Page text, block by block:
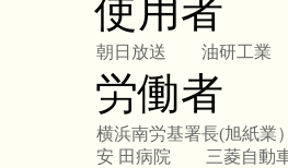
使用者
朝日放送 油研工業
労働者
横浜南労基署長(旭紙業）
安 田病院
三菱自動